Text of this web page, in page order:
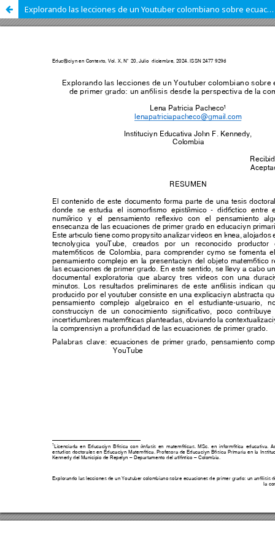
Explorando las lecciones de un Youtuber colombiano sobre ecuaciones de primer grado: un análisis desde la perspectiva de la complejidad